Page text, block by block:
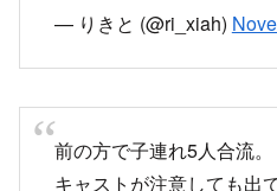
#TDR_now
— ゆう